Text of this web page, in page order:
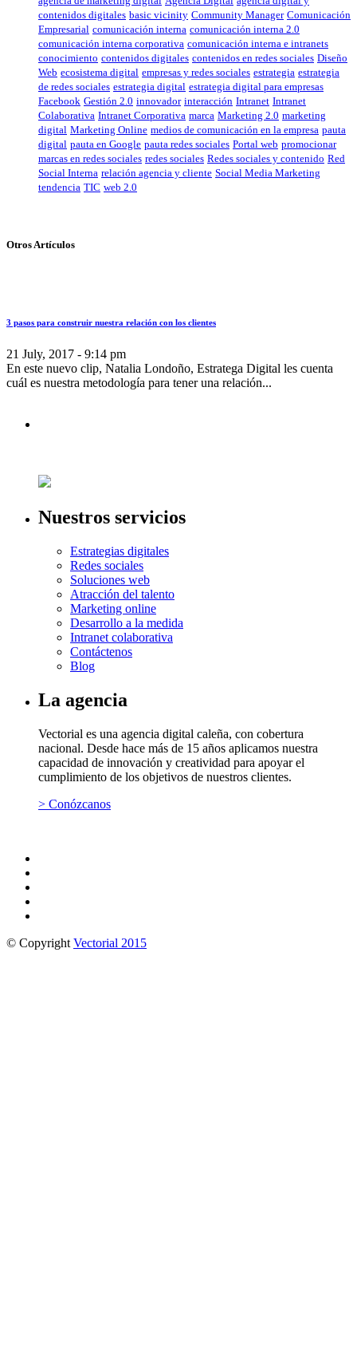
contenidos digitales basic vicinity Community Manager Comunicación
Empresarial comunicación interna comunicación interna 2.0
comunicación interna corporativa comunicación interna e intranets
conocimiento contenidos digitales contenidos en redes sociales Diseño
Web ecosistema digital empresas y redes sociales estrategia estrategia
de redes sociales estrategia digital estrategia digital para empresas
Facebook Gestión 2.0 innovador interacción Intranet Intranet
Colaborativa Intranet Corporativa marca Marketing 2.0 marketing
digital Marketing Online medios de comunicación en la empresa pauta
digital pauta en Google pauta redes sociales Portal web promocionar
marcas en redes sociales redes sociales Redes sociales y contenido Red
Social Interna relación agencia y cliente Social Media Marketing
tendencia TIC web 2.0
Otros Artículos
3 pasos para construir nuestra relación con los clientes
21 July, 2017 - 9:14 pm
En este nuevo clip, Natalia Londoño, Estratega Digital les cuenta
cuál es nuestra metodología para tener una relación...
Nuestros servicios
Estrategias digitales
Redes sociales
Soluciones web
Atracción del talento
Marketing online
Desarrollo a la medida
Intranet colaborativa
Contáctenos
Blog
La agencia
Vectorial es una agencia digital caleña, con cobertura
nacional. Desde hace más de 15 años aplicamos nuestra
capacidad de innovación y creatividad para apoyar el
cumplimiento de los objetivos de nuestros clientes.
> Conózcanos
© Copyright Vectorial 2015